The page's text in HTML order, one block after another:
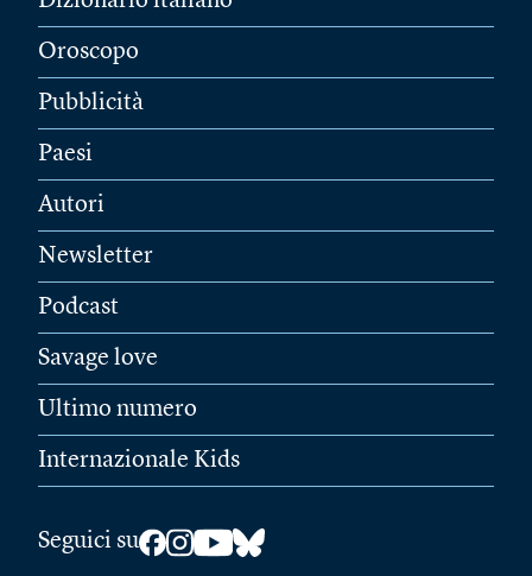
Oroscopo
Pubblicità
Paesi
Autori
Newsletter
Podcast
Savage love
Ultimo numero
Internazionale Kids
Seguici su